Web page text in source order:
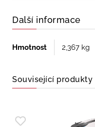
Další informace
Hmotnost 2,367 kg
Související produkty